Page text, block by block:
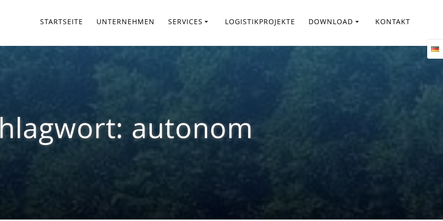
STARTSEITE UNTERNEHMEN SERVICES LOGISTIKPROJEKTE DOWNLOAD KONTAKT
autonom